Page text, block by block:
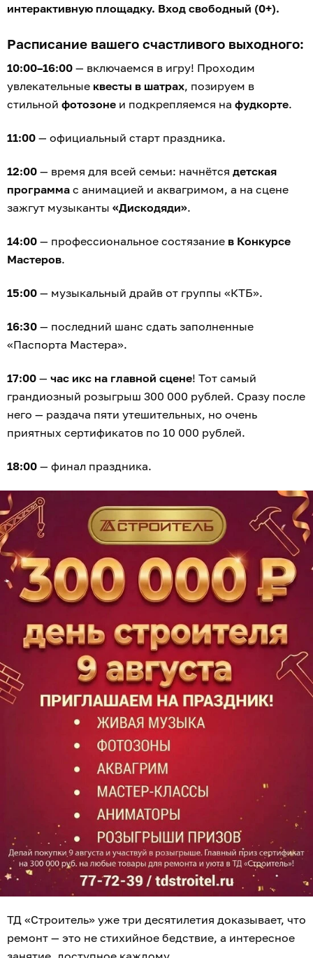
интерактивную площадку. Вход свободный (0+).
Расписание вашего счастливого выходного:
10:00–16:00 — включаемся в игру! Проходим
увлекательные квесты в шатрах, позируем в
стильной фотозоне и подкрепляемся на фудкорте.
11:00 — официальный старт праздника.
12:00 — время для всей семьи: начнётся детская
программа с анимацией и аквагримом, а на сцене
зажгут музыканты «Дискодяди».
14:00 — профессиональное состязание в Конкурсе
Мастеров.
15:00 — музыкальный драйв от группы «КТБ».
16:30 — последний шанс сдать заполненные
«Паспорта Мастера».
17:00 — час икс на главной сцене! Тот самый
грандиозный розыгрыш 300 000 рублей. Сразу после
него — раздача пяти утешительных, но очень
приятных сертификатов по 10 000 рублей.
18:00 — финал праздника.
ТД «Строитель» уже три десятилетия доказывает, что
ремонт — это не стихийное бедствие, а интересное